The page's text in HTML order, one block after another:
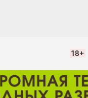
18+